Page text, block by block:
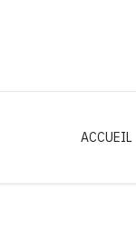
ACCUEIL